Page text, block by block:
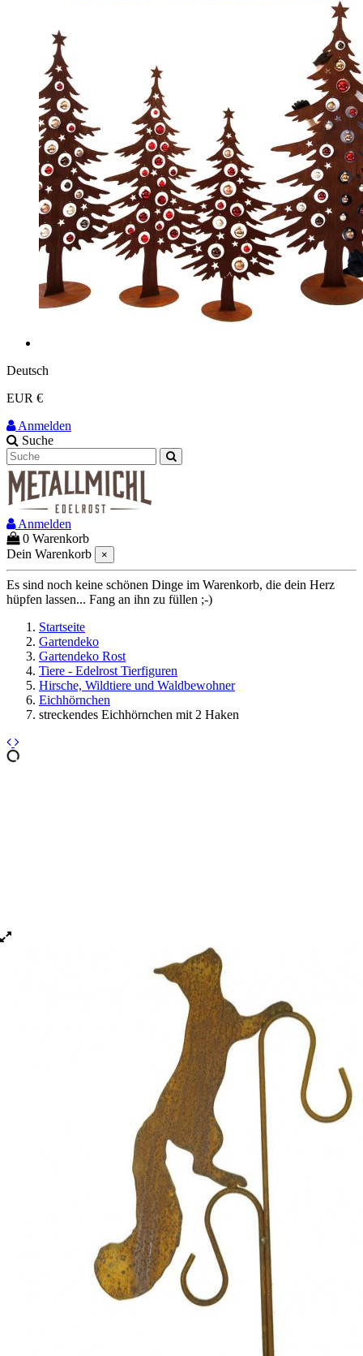
Deutsch
EUR €
Anmelden
Suche
Anmelden
0 Warenkorb
Dein Warenkorb
×
Es sind noch keine schönen Dinge im Warenkorb, die dein Herz
hüpfen lassen... Fang an ihn zu füllen ;-)
Startseite
Gartendeko
Gartendeko Rost
Tiere - Edelrost Tierfiguren
Hirsche, Wildtiere und Waldbewohner
Eichhörnchen
streckendes Eichhörnchen mit 2 Haken